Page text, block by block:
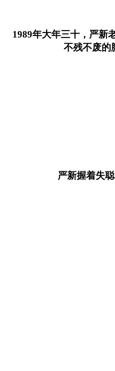
1989年大年三十，严新
不残不废的
严新握着失聪